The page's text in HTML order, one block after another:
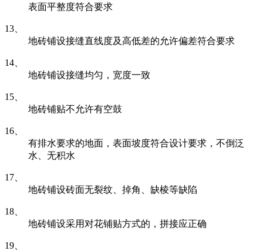
表面平整度符合要求
13、
地砖铺设接缝直线度及高低差的允许偏差符合要求
14、
地砖铺设接缝均匀，宽度一致
15、
地砖铺贴不允许有空鼓
16、
有排水要求的地面，表面坡度符合设计要求，不倒泛
水、无积水
17、
地砖铺设砖面无裂纹、掉角、缺棱等缺陷
18、
地砖铺设采用对花铺贴方式的，拼接应正确
19、